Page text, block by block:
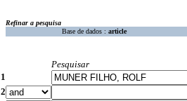
Refinar a pesquisa
Base de dados : article
Pesquisar
1
2